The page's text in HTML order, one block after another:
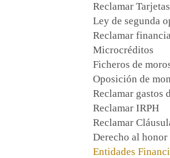
Reclamar
Ley de segunda
Reclamar
Microcréditos
Ficheros de
Oposición de
Reclamar gastos
Reclamar IRPH
Reclamar
Derecho al honor
Entidades